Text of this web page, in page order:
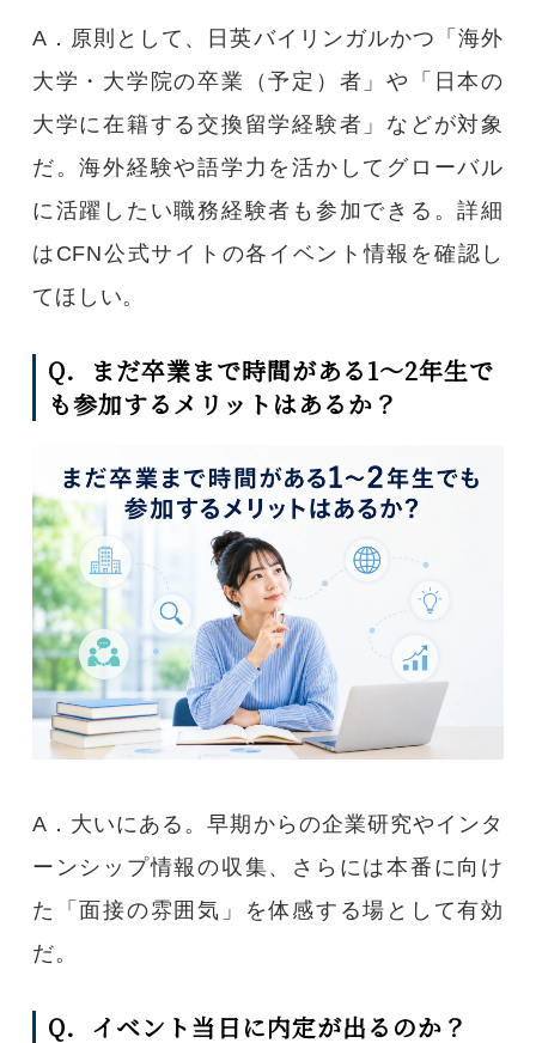
A．原則として、日英バイリンガルかつ「海外
大学・大学院の卒業（予定）者」や「日本の
大学に在籍する交換留学経験者」などが対象
だ。海外経験や語学力を活かしてグローバル
に活躍したい職務経験者も参加できる。詳細
はCFN公式サイトの各イベント情報を確認し
てほしい。
Q．まだ卒業まで時間がある1～2年生で
も参加するメリットはあるか？
A．大いにある。早期からの企業研究やインタ
ーンシップ情報の収集、さらには本番に向け
た「面接の雰囲気」を体感する場として有効
だ。
Q．イベント当日に内定が出るのか？